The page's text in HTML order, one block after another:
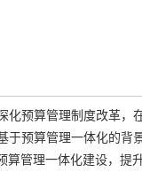
化预算管理制度改革，
于预算管理一体化的
算管理一体化建设，提